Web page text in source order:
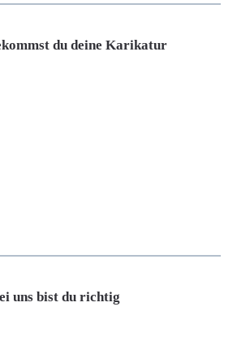
du deine Karikatur
uns bist du richtig